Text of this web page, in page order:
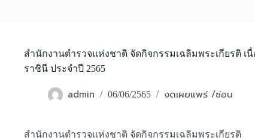
สำนักงานตำรวจแห่งชาติ จัดกิจกรรมเฉลิมพระเกียรติ
ราชินี ประจำปี 2565
admin 06/06/2565 งดเผยแพร่ /ซ่อน
สำนักงานตำรวจแห่งชาติ จัดกิจกรรมเฉลิมพระเกียรติ